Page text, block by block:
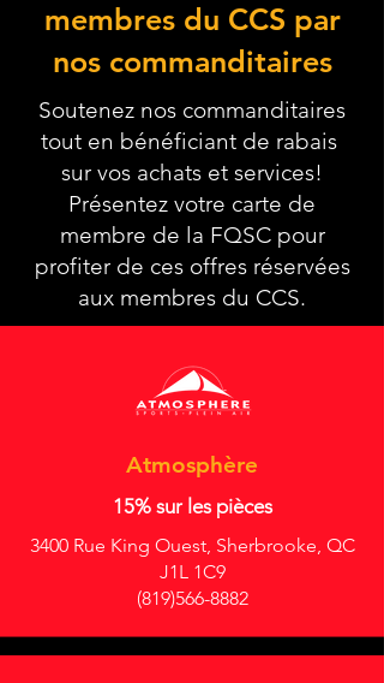
membres du CCS par
nos commanditaires
Soutenez nos commanditaires
tout en bénéficiant de rabais
sur vos achats et services!
Présentez votre carte de
membre de la FQSC pour
profiter de ces offres réservées
aux membres du CCS.
Atmosphère
15% sur les pièces
3400 Rue King Ouest, Sherbrooke, QC
J1L 1C9
(819)566-8882